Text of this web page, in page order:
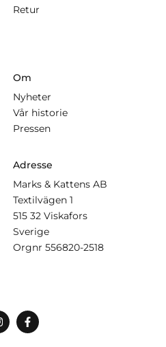
Retur
Om
Nyheter
Vår historie
Pressen
Adresse
Marks & Kattens AB
Textilvägen 1
515 32 Viskafors
Sverige
Orgnr 556820-2518